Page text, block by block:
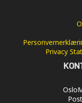
Privacy